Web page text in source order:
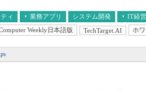
ィ 業務アプリ システム開発 IT経営
経営とIT 医療IT
Weekly日本語版 TechTarget.AI ホ